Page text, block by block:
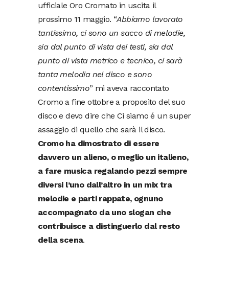
ufficiale Oro Cromato in uscita il
prossimo 11 maggio. “Abbiamo lavorato
tantissimo, ci sono un sacco di melodie,
sia dal punto di vista dei testi, sia dal
punto di vista metrico e tecnico, ci sarà
tanta melodia nel disco e sono
contentissimo” mi aveva raccontato
Cromo a fine ottobre a proposito del suo
disco e devo dire che Ci siamo é un super
assaggio di quello che sarà il disco.
Cromo ha dimostrato di essere
davvero un alieno, o meglio un italieno,
a fare musica regalando pezzi sempre
diversi l’uno dall’altro in un mix tra
melodie e parti rappate, ognuno
accompagnato da uno slogan che
contribuisce a distinguerlo dal resto
della scena.